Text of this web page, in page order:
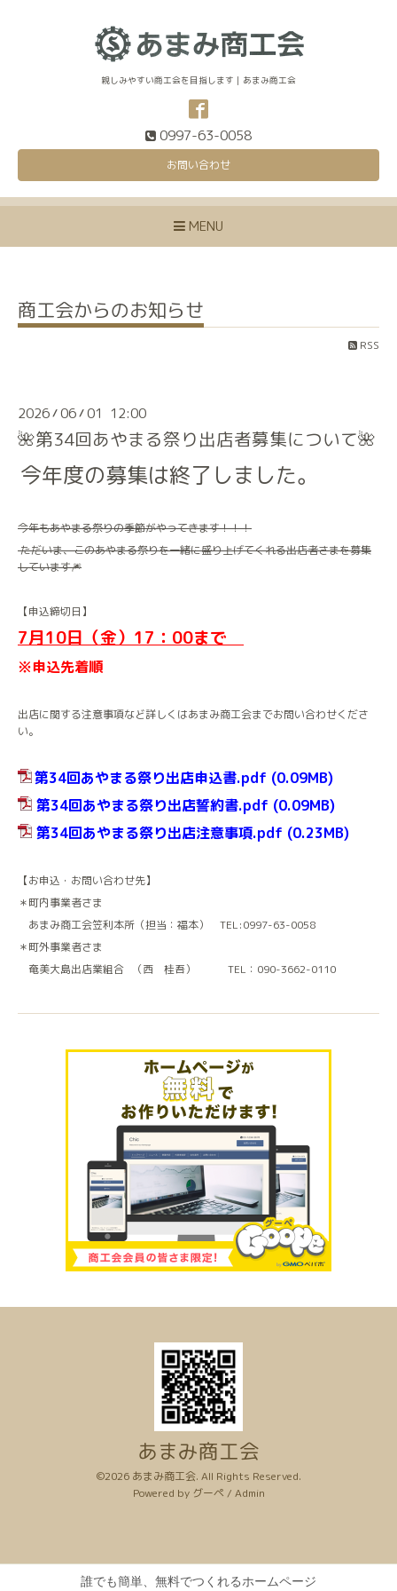
親しみやすい商工会を目指します｜あまみ商工会
0997-63-0058
お問い合わせ
MENU
商工会からのお知らせ
RSS
2026/06/01 12:00
🌺第34回あやまる祭り出店者募集について🌺
今年度の募集は終了しました。
今年もあやまる祭りの季節がやってきます！！！
ただいま、このあやまる祭りを一緒に盛り上げてくれる出店者さまを募集
しています🎆
【申込締切日】
7月10日（金）17：00まで
※申込先着順
出店に関する注意事項など詳しくはあまみ商工会までお問い合わせくださ
い。
第34回あやまる祭り出店申込書.pdf (0.09MB)
第34回あやまる祭り出店誓約書.pdf (0.09MB)
第34回あやまる祭り出店注意事項.pdf (0.23MB)
【お申込・お問い合わせ先】
＊町内事業者さま
あまみ商工会笠利本所（担当：福本） TEL:0997-63-0058
＊町外事業者さま
奄美大島出店業組合 （西 桂吾） TEL：090-3662-0110
あまみ商工会
©2026 あまみ商工会. All Rights Reserved.
Powered by グーペ / Admin
誰でも簡単、無料でつくれるホームページ